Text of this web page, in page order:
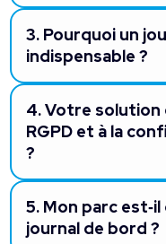
3. Pourquoi un
indispensable ?
4.Votre solution
RGPD et à la
?
5. Mon parc
journal de bord ?